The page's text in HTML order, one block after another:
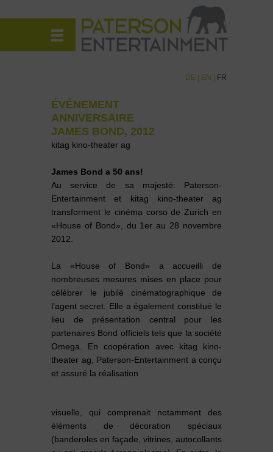
DE EN FR
ÉVÉNEMENT
ANNIVERSAIRE
JAMES BOND, 2012
kitag kino-theater ag
James Bond a 50 ans!
Au service de sa majesté: Paterson-
Entertainment et kitag kino-theater ag
transforment le cinéma corso de Zurich en
«House of Bond», du 1er au 28 novembre
2012.
La «House of Bond» a accueilli de
nombreuses mesures mises en place pour
célébrer le jubilé cinématographique de
l’agent secret. Elle a également constitué le
lieu de présentation central pour les
partenaires Bond officiels tels que la société
Omega. En coopération avec kitag kino-
theater ag, Paterson-Entertainment a conçu
et assuré la réalisation
visuelle, qui comprenait notamment des
éléments de décoration spéciaux
(banderoles en façade, vitrines, autocollants